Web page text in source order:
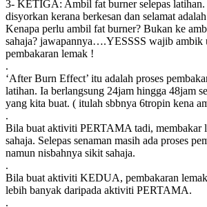
3- KETIGA: Ambil fat burner selepas latihan.
disyorkan kerana berkesan dan selamat
Kenapa perlu ambil fat burner? Bukan ke
sahaja? jawapannya….YESSSS wajib ambik
pembakaran lemak !
.
‘After Burn Effect’ itu adalah proses
latihan. Ia berlangsung 24jam hingga 48jam
yang kita buat. ( itulah sbbnya 6tropin kena
.
Bila buat aktiviti PERTAMA tadi, membakar
sahaja. Selepas senaman masih ada proses
namun nisbahnya sikit sahaja.
.
Bila buat aktiviti KEDUA, pembakaran lemak
lebih banyak daripada aktiviti PERTAMA.
.